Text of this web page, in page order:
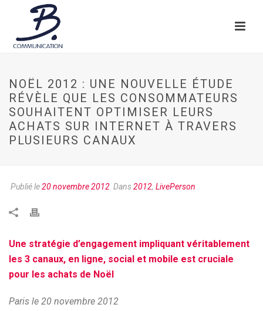
NOËL 2012 : UNE NOUVELLE ÉTUDE
RÉVÈLE QUE LES CONSOMMATEURS
SOUHAITENT OPTIMISER LEURS
ACHATS SUR INTERNET À TRAVERS
PLUSIEURS CANAUX
Publié le20 novembre 2012 Dans2012, LivePerson
Une stratégie d’engagement impliquant véritablement
les 3 canaux, en ligne, social et mobile est cruciale
pour les achats de Noël
Paris le 20 novembre 2012